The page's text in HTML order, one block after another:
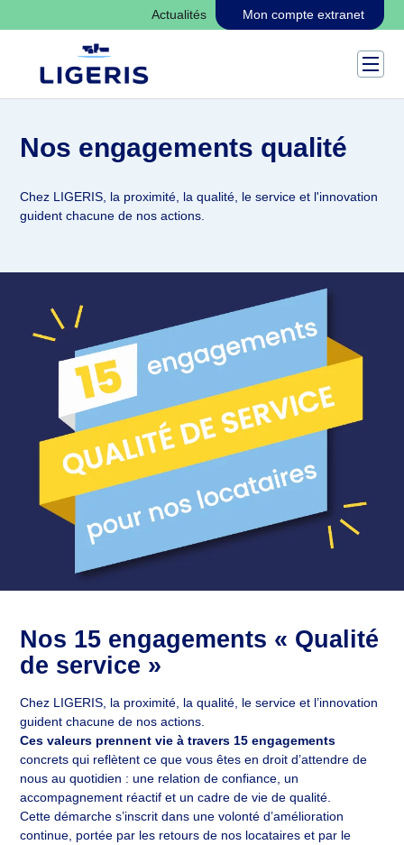
Actualités Mon compte extranet
menu
Nos engagements qualité
Chez LIGERIS, la proximité, la qualité, le service et l'innovation
guident chacune de nos actions.
Nos 15 engagements « Qualité
de service »
Chez LIGERIS, la proximité, la qualité, le service et l’innovation
guident chacune de nos actions.
Ces valeurs prennent vie à travers 15 engagements
concrets qui reflètent ce que vous êtes en droit d’attendre de
nous au quotidien : une relation de confiance, un
accompagnement réactif et un cadre de vie de qualité.
Cette démarche s’inscrit dans une volonté d’amélioration
continue, portée par les retours de nos locataires et par le